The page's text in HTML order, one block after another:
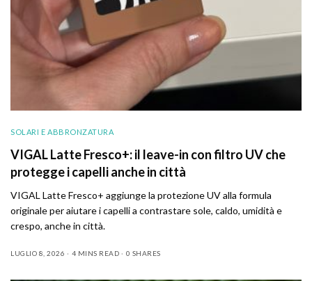
SOLARI E ABBRONZATURA
VIGAL Latte Fresco+: il leave-in con filtro UV che
protegge i capelli anche in città
VIGAL Latte Fresco+ aggiunge la protezione UV alla formula
originale per aiutare i capelli a contrastare sole, caldo, umidità e
crespo, anche in città.
LUGLIO 8, 2026 4 MINS READ 0 SHARES